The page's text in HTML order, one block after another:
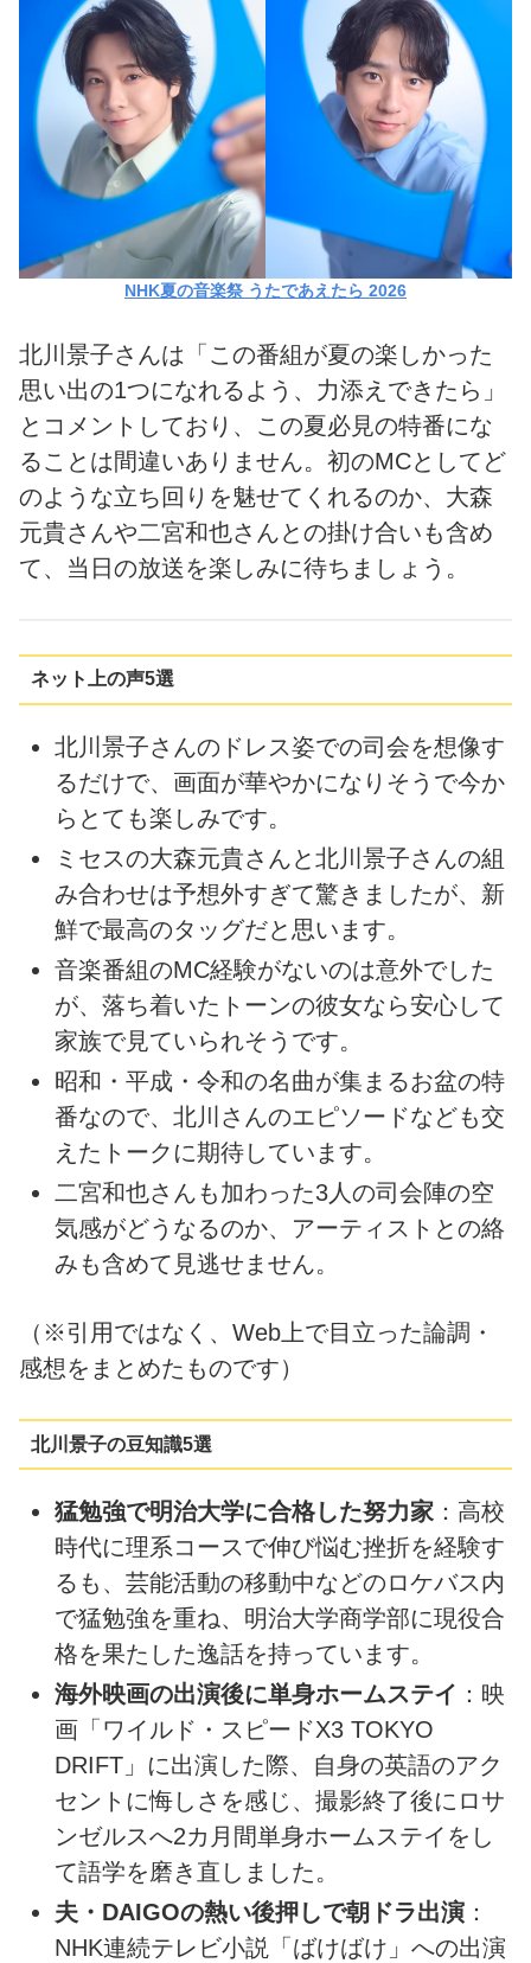
NHK夏の音楽祭 うたであえたら 2026
北川景子さんは「この番組が夏の楽しかった
思い出の1つになれるよう、力添えできたら」
とコメントしており、この夏必見の特番にな
ることは間違いありません。初のMCとしてど
のような立ち回りを魅せてくれるのか、大森
元貴さんや二宮和也さんとの掛け合いも含め
て、当日の放送を楽しみに待ちましょう。
ネット上の声5選
北川景子さんのドレス姿での司会を想像す
るだけで、画面が華やかになりそうで今か
らとても楽しみです。
ミセスの大森元貴さんと北川景子さんの組
み合わせは予想外すぎて驚きましたが、新
鮮で最高のタッグだと思います。
音楽番組のMC経験がないのは意外でした
が、落ち着いたトーンの彼女なら安心して
家族で見ていられそうです。
昭和・平成・令和の名曲が集まるお盆の特
番なので、北川さんのエピソードなども交
えたトークに期待しています。
二宮和也さんも加わった3人の司会陣の空
気感がどうなるのか、アーティストとの絡
みも含めて見逃せません。
（※引用ではなく、Web上で目立った論調・
感想をまとめたものです）
北川景子の豆知識5選
猛勉強で明治大学に合格した努力家 ：高校
時代に理系コースで伸び悩む挫折を経験す
るも、芸能活動の移動中などのロケバス内
で猛勉強を重ね、明治大学商学部に現役合
格を果たした逸話を持っています。
海外映画の出演後に単身ホームステイ ：映
画「ワイルド・スピードX3 TOKYO
DRIFT」に出演した際、自身の英語のアク
セントに悔しさを感じ、撮影終了後にロサ
ンゼルスへ2カ月間単身ホームステイをし
て語学を磨き直しました。
夫・DAIGOの熱い後押しで朝ドラ出演 ：
NHK連続テレビ小説「ばけばけ」への出演